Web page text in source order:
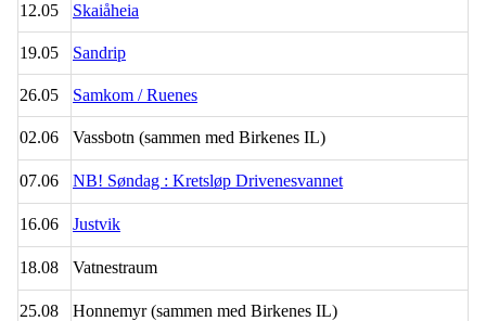
12.05 Skaiåheia
19.05 Sandrip
26.05 Samkom / Ruenes
02.06 Vassbotn (sammen med Birkenes IL)
07.06 NB! Søndag : Kretsløp Drivenesvannet
16.06 Justvik
18.08 Vatnestraum
25.08 Honnemyr (sammen med Birkenes IL)